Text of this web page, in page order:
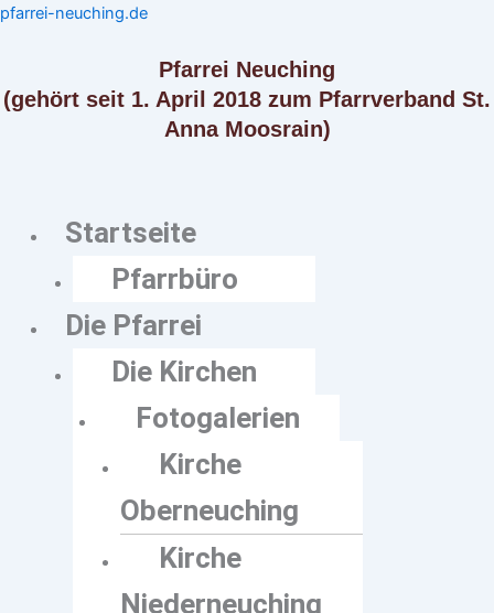
Zum
pfarrei-neuching.de
Pfarrei Neuching
(gehört seit 1. April 2018 zum Pfarrverband St.
Anna Moosrain)
Menü
Startseite
Pfarrbüro
Die Pfarrei
Die Kirchen
Fotogalerien
Kirche
Oberneuching
Kirche
Niederneuching
Menü